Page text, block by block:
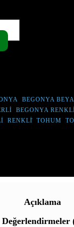
BEGONYA
BEGONYA
RENKLİ TOHUM
Açıklama
Değerlendirmeler